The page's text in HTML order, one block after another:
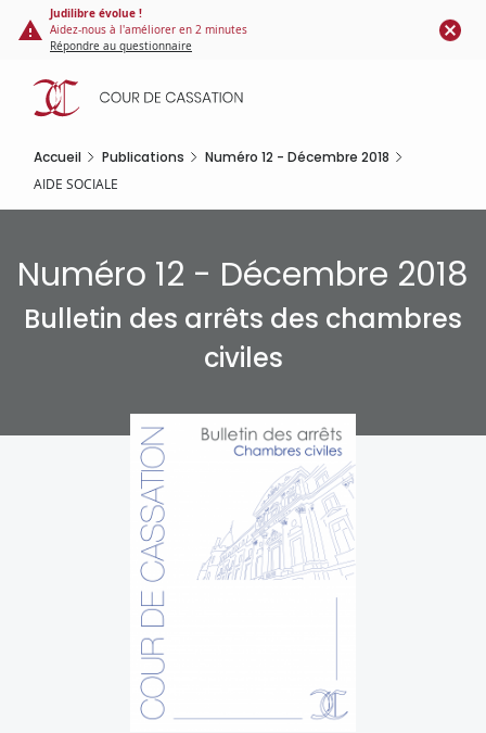
Panneau de gestion des cookies
contenu
principal
Judilibre évolue !
Aidez-nous à l'améliorer en 2 minutes
Répondre au questionnaire
Accueil Publications Numéro 12 - Décembre 2018
AIDE SOCIALE
Numéro 12 - Décembre 2018
Bulletin des arrêts des chambres
civiles